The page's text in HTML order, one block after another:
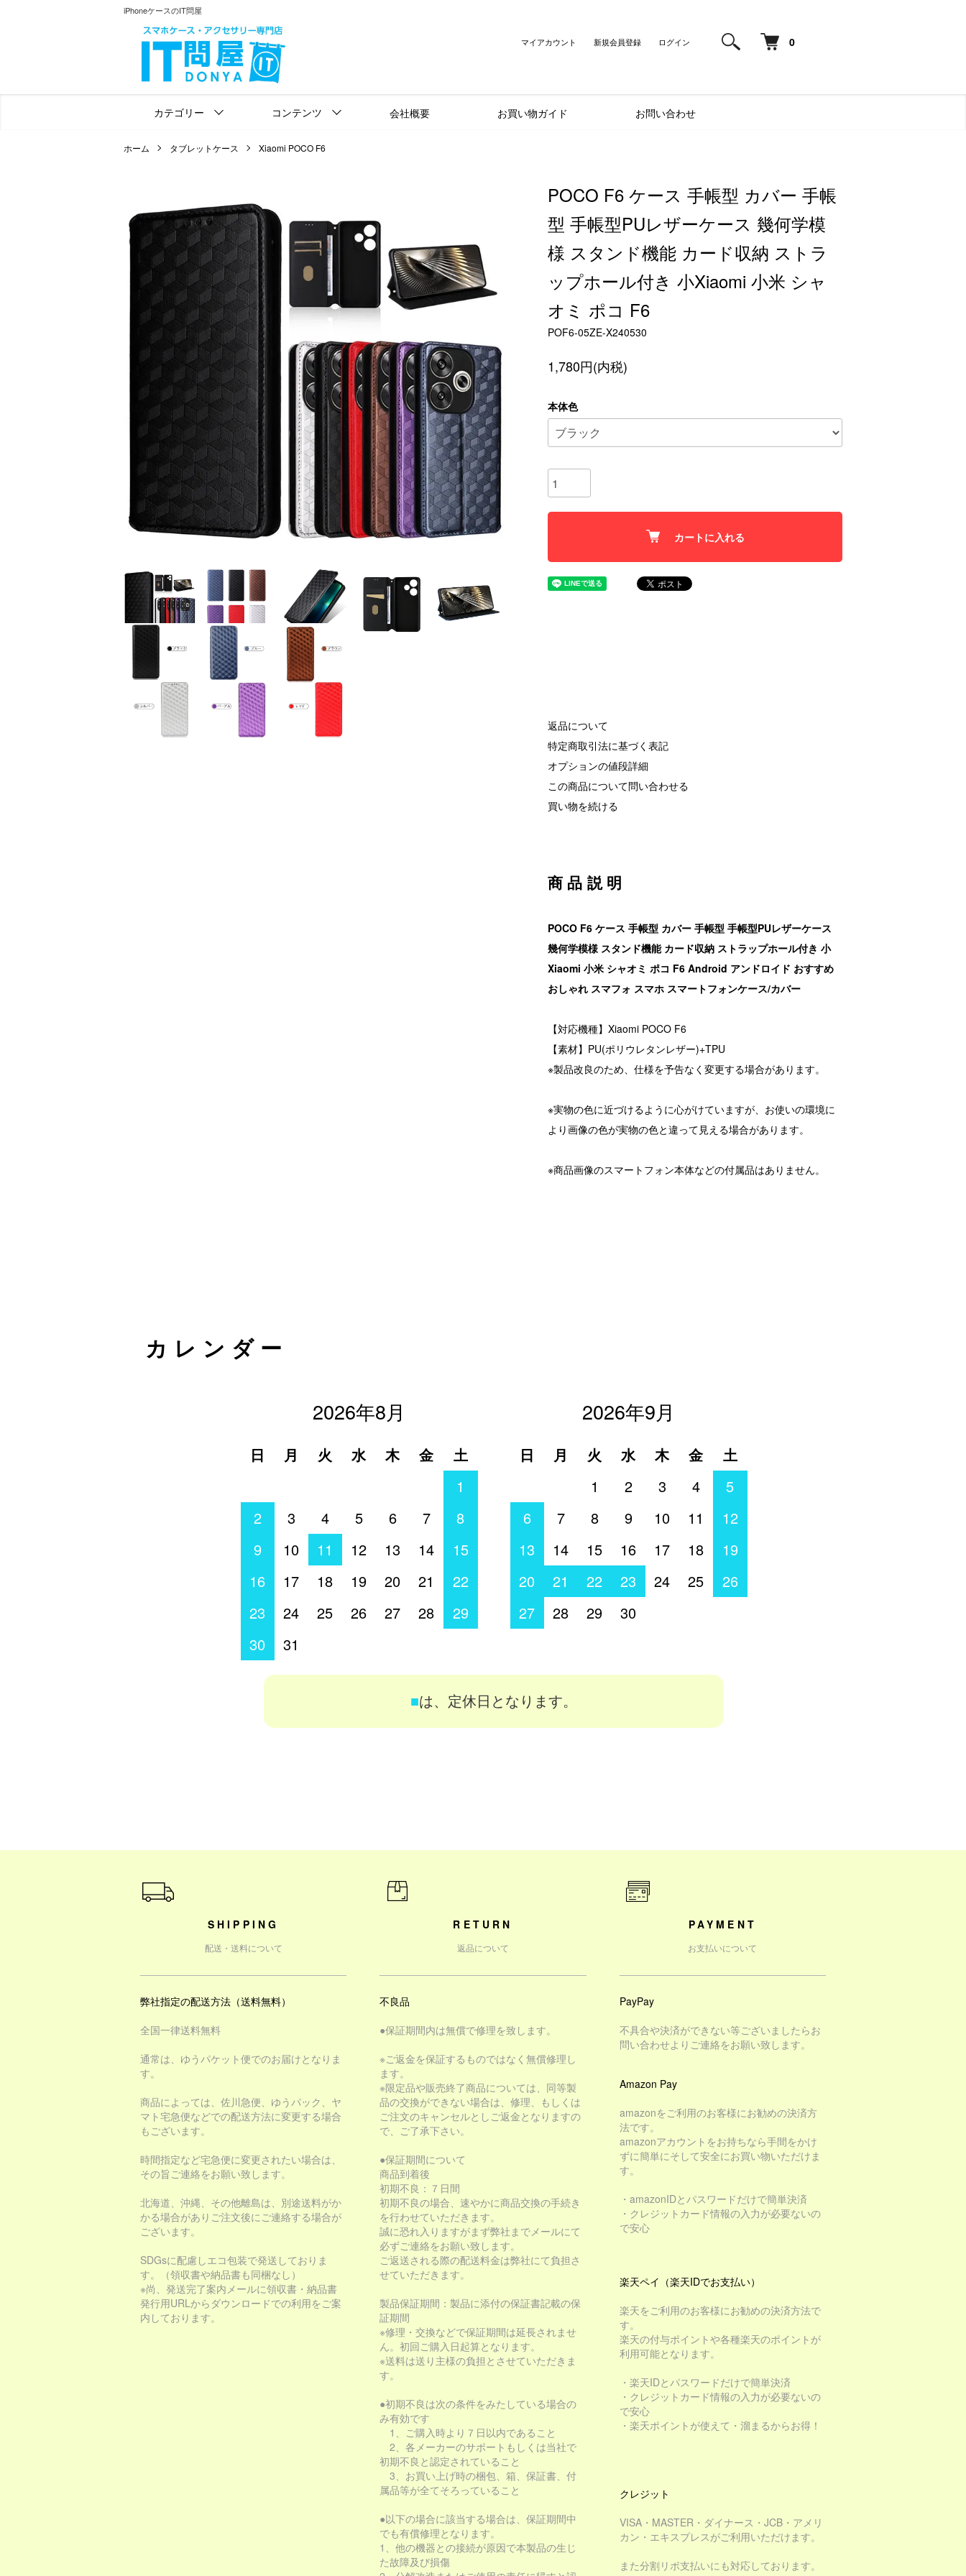
iPhoneケースのIT問屋
0
マイアカウント 新規会員登録 ログイン
カテゴリー コンテンツ 会社概要 お買い物ガイド お問い合わせ
ホーム タブレットケース Xiaomi POCO F6
POCO F6 ケース 手帳型 カバー 手帳
型 手帳型PUレザーケース 幾何学模
様 スタンド機能 カード収納 ストラ
ップホール付き 小Xiaomi 小米 シャ
オミ ポコ F6
POF6-05ZE-X240530
1,780円(内税)
本体色
カートに入れる
返品について
特定商取引法に基づく表記
オプションの値段詳細
この商品について問い合わせる
買い物を続ける
商品説明
POCO F6 ケース 手帳型 カバー 手帳型 手帳型PUレザーケース
幾何学模様 スタンド機能 カード収納 ストラップホール付き 小
Xiaomi 小米 シャオミ ポコ F6 Android アンドロイド おすすめ
おしゃれ スマフォ スマホ スマートフォンケース/カバー
【対応機種】Xiaomi POCO F6
【素材】PU(ポリウレタンレザー)+TPU
※製品改良のため、仕様を予告なく変更する場合があります。
※実物の色に近づけるように心がけていますが、お使いの環境に
より画像の色が実物の色と違って見える場合があります。
※商品画像のスマートフォン本体などの付属品はありません。
カレンダー
2026年8月
日 月 火 水 木 金
土
1
2
3 4 5 6 7
8
9
10 11 12 13 14
15
16
17 18 19 20 21
22
23
24 25 26 27 28
29
30
31
2026年9月
日 月 火 水 木 金
土
1
2 3 4
5
6
7 8 9 10 11
12
13
14 15 16 17 18
19
20
21 22 23 24 25
26
27
28 29 30
■は、定休日となります。
ショッピングガイド
SHIPPING
配送・送料について
弊社指定の配送方法（送料無料）
全国一律送料無料
通常は、ゆうパケット便でのお届けとなりま
す。
商品によっては、佐川急便、ゆうパック、ヤ
マト宅急便などでの配送方法に変更する場合
もございます。
時間指定など宅急便に変更されたい場合は、
その旨ご連絡をお願い致します。
北海道、沖縄、その他離島は、別途送料がか
かる場合がありご注文後にご連絡する場合が
ございます。
SDGsに配慮しエコ包装で発送しておりま
す。（領収書や納品書も同梱なし）
※尚、発送完了案内メールに領収書・納品書
発行用URLからダウンロードでの利用をご案
内しております。
RETURN
返品について
不良品
●保証期間内は無償で修理を致します。
※ご返金を保証するものではなく無償修理し
ます。
※限定品や販売終了商品については、同等製
品の交換ができない場合は、修理、もしくは
ご注文のキャンセルとしご返金となりますの
で、ご了承下さい。
●保証期間について
商品到着後
初期不良：７日間
初期不良の場合、速やかに商品交換の手続き
を行わせていただきます。
誠に恐れ入りますがまず弊社までメールにて
必ずご連絡をお願い致します。
ご返送される際の配送料金は弊社にて負担さ
せていただきます。
製品保証期間：製品に添付の保証書記載の保
証期間
※修理・交換などで保証期間は延長されませ
ん。初回ご購入日起算となります。
※送料は送り主様の負担とさせていただきま
す。
●初期不良は次の条件をみたしている場合の
み有効です
1、ご購入時より７日以内であること
2、各メーカーのサポートもしくは当社で
初期不良と認定されていること
3、お買い上げ時の梱包、箱、保証書、付
属品等が全てそろっていること
●以下の場合に該当する場合は、保証期間中
でも有償修理となります。
1、他の機器との接続が原因で本製品の生じ
た故障及び損傷
PAYMENT
お支払いについて
PayPay
不具合や決済ができない等ございましたらお
問い合わせよりご連絡をお願い致します。
Amazon Pay
amazonをご利用のお客様にお勧めの決済方
法です。
amazonアカウントをお持ちなら手間をかけ
ずに簡単にそして安全にお買い物いただけま
す。
・amazonIDとパスワードだけで簡単決済
・クレジットカード情報の入力が必要ないの
で安心
楽天ペイ（楽天IDでお支払い）
楽天をご利用のお客様にお勧めの決済方法で
す。
楽天の付与ポイントや各種楽天のポイントが
利用可能となります。
・楽天IDとパスワードだけで簡単決済
・クレジットカード情報の入力が必要ないの
で安心
・楽天ポイントが使えて・溜まるからお得！
クレジット
VISA・MASTER・ダイナース・JCB・アメリ
カン・エキスプレスがご利用いただけます。
また分割リボ支払いにも対応しております。